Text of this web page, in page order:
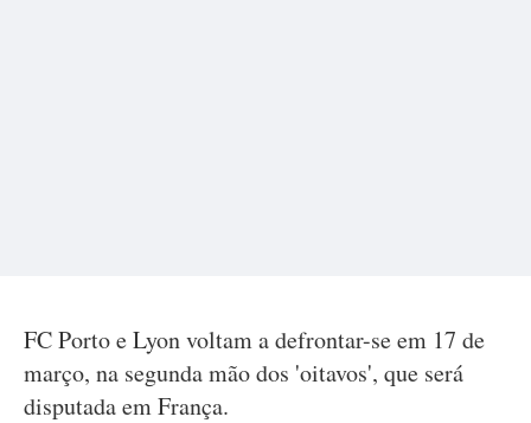
FC Porto e Lyon voltam a defrontar-se em 17 de
março, na segunda mão dos 'oitavos', que será
disputada em França.